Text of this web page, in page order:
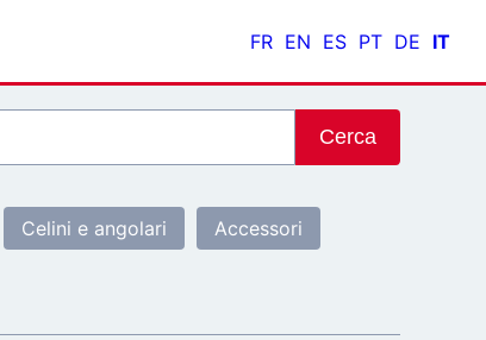
FR EN ES PT DE IT
Cerca
Celini e angolari Accessori